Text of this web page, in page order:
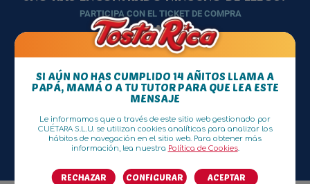
PARTICIPA CON EL TICKET DE COMPRA
PROMOCIÓN FINALIZADA
SI AÚN NO HAS CUMPLIDO 14 AÑITOS LLAMA A
PAPÁ, MAMÁ O A TU TUTOR PARA QUE LEA ESTE
MENSAJE
Le informamos que a través de este sitio web gestionado por
CUÉTARA S.L.U. se utilizan cookies analíticas para analizar los
hábitos de navegación en el sitio web. Para obtener más
información, lea nuestra Política de Cookies.
RECHAZAR CONFIGURAR ACEPTAR